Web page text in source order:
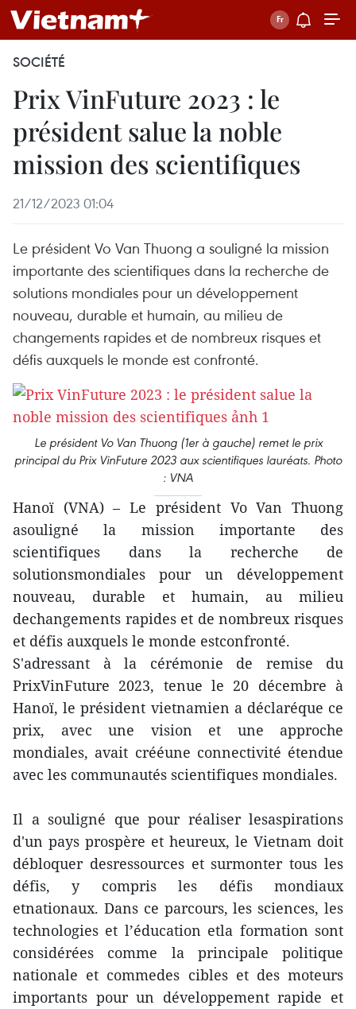
SOCIÉTÉ
Prix VinFuture 2023 : le
président salue la noble
mission des scientifiques
21/12/2023 01:04
Le président Vo Van Thuong a souligné la mission
importante des scientifiques dans la recherche de
solutions mondiales pour un développement
nouveau, durable et humain, au milieu de
changements rapides et de nombreux risques et
défis auxquels le monde est confronté.
Le président Vo Van Thuong (1er à gauche) remet le prix
principal du Prix VinFuture 2023 aux scientifiques lauréats. Photo
: VNA
Hanoï (VNA) – Le président Vo Van Thuong
asouligné la mission importante des
scientifiques dans la recherche de
solutionsmondiales pour un développement
nouveau, durable et humain, au milieu
dechangements rapides et de nombreux risques
et défis auxquels le monde estconfronté.
S'adressant à la cérémonie de remise du
PrixVinFuture 2023, tenue le 20 décembre à
Hanoï, le président vietnamien a déclaréque ce
prix, avec une vision et une approche
mondiales, avait crééune connectivité étendue
avec les communautés scientifiques mondiales.
Il a souligné que pour réaliser lesaspirations
d'un pays prospère et heureux, le Vietnam doit
débloquer desressources et surmonter tous les
défis, y compris les défis mondiaux
etnationaux. Dans ce parcours, les sciences, les
technologies et l’éducation etla formation sont
considérées comme la principale politique
nationale et commedes cibles et des moteurs
importants pour un développement rapide et